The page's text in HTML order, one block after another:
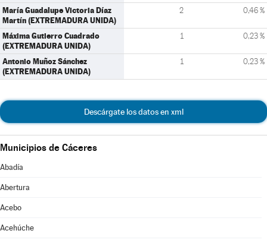
María Guadalupe Victoria Díaz
Martín (EXTREMADURA UNIDA)
2 0,46 %
Máxima Gutierro Cuadrado
(EXTREMADURA UNIDA)
1 0,23 %
Antonio Muñoz Sánchez
(EXTREMADURA UNIDA)
1 0,23 %
Descárgate los datos en xml
Municipios de Cáceres
Abadía
Abertura
Acebo
Acehúche